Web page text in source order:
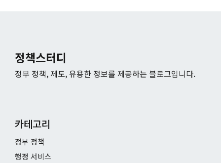
정책스터디
정부 정책, 제도, 유용한 정보를 제공하는 블로그입니다.
카테고리
정부 정책
행정 서비스